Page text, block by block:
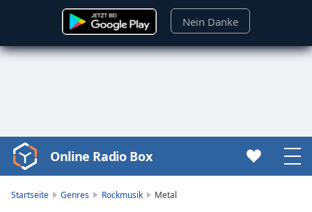
Nein Danke
Video
Player
Online Radio Box
Startseite Genres Rockmusik Metal